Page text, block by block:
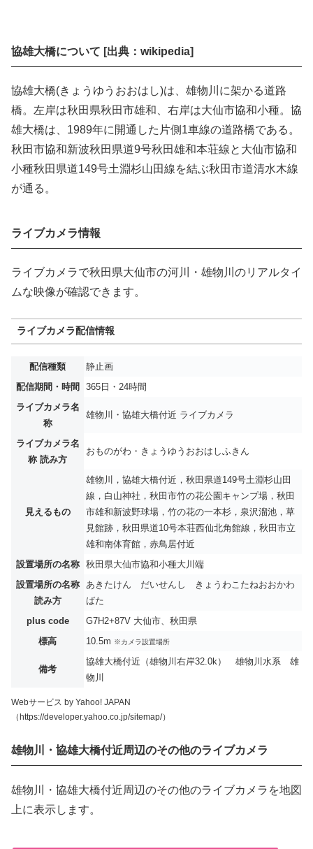
協雄大橋について [出典：wikipedia]
協雄大橋(きょうゆうおおはし)は、雄物川に架かる道路
橋。左岸は秋田県秋田市雄和、右岸は大仙市協和小種。協
雄大橋は、1989年に開通した片側1車線の道路橋である。
秋田市協和新波秋田県道9号秋田雄和本荘線と大仙市協和
小種秋田県道149号土淵杉山田線を結ぶ秋田市道清水木線
が通る。
ライブカメラ情報
ライブカメラで秋田県大仙市の河川・雄物川のリアルタイ
ムな映像が確認できます。
ライブカメラ配信情報
配信種類
静止画
配信期間・時間
365日・24時間
ライブカメラ名
称
雄物川・協雄大橋付近 ライブカメラ
ライブカメラ名
称 読み方
おものがわ・きょうゆうおおはしふきん
見えるもの
雄物川，協雄大橋付近，秋田県道149号土淵杉山田
線，白山神社，秋田市竹の花公園キャンプ場，秋田
市雄和新波野球場，竹の花の一本杉，泉沢溜池，草
見館跡，秋田県道10号本荘西仙北角館線，秋田市立
雄和南体育館，赤鳥居付近
設置場所の名称
秋田県大仙市協和小種大川端
設置場所の名称
読み方
あきたけん だいせんし きょうわこたねおおかわ
ばた
plus code
G7H2+87V 大仙市、秋田県
標高
10.5m ※カメラ設置場所
備考
協雄大橋付近（雄物川右岸32.0k） 雄物川水系 雄
物川
Webサービス by Yahoo! JAPAN
（https://developer.yahoo.co.jp/sitemap/）
雄物川・協雄大橋付近周辺のその他のライブカメラ
雄物川・協雄大橋付近周辺のその他のライブカメラを地図
上に表示します。